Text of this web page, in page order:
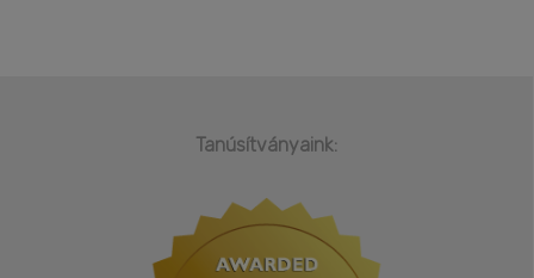
Tanúsítványaink: